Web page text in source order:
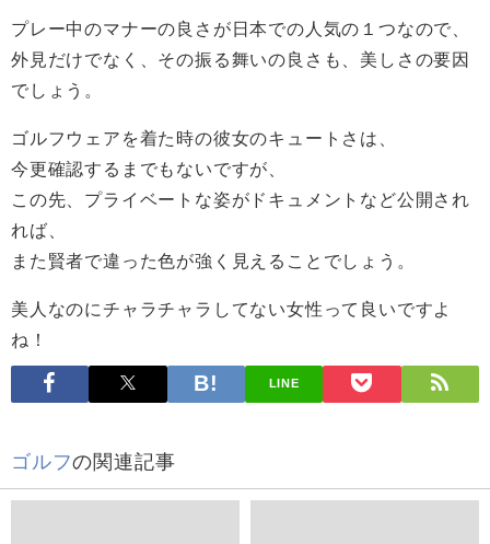
プレー中のマナーの良さが日本での人気の１つなので、
外見だけでなく、その振る舞いの良さも、美しさの要因
でしょう。
ゴルフウェアを着た時の彼女のキュートさは、
今更確認するまでもないですが、
この先、プライベートな姿がドキュメントなど公開され
れば、
また賢者で違った色が強く見えることでしょう。
美人なのにチャラチャラしてない女性って良いですよ
ね！
LINE
ゴルフの関連記事